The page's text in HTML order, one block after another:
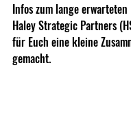
Infos zum lange
Haley Strategic Partners
für Euch eine kleine
gemacht.